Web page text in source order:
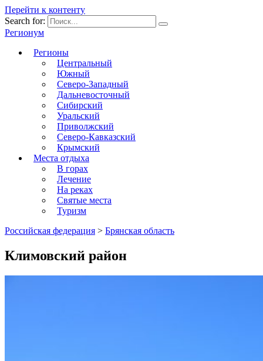
Перейти к контенту
Search for:
Регионум
Регионы
Центральный
Южный
Северо-Западный
Дальневосточный
Сибирский
Уральский
Приволжский
Северо-Кавказский
Крымский
Места отдыха
В горах
Лечение
На реках
Святые места
Туризм
Российская федерация > Брянская область
Климовский район